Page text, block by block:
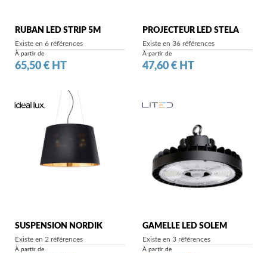
RUBAN LED STRIP 5M
Existe en 6 références
À partir de
Prix
65,50 € HT
PROJECTEUR LED STELA
Existe en 36 références
À partir de
Prix
47,60 € HT
SUSPENSION NORDIK
Existe en 2 références
À partir de
GAMELLE LED SOLEM
Existe en 3 références
À partir de